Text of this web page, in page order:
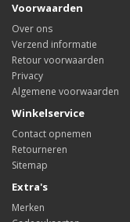
Voorwaarden
Over ons
Verzend informatie
Retour voorwaarden
Privacy
Algemene voorwaarden
Winkelservice
Contact opnemen
Retourneren
Sitemap
Extra's
Merken